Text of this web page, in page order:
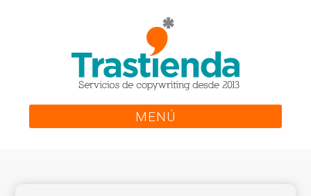
MENÚ